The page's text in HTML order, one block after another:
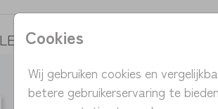
Cookies
Wij gebruiken cookies en
betere gebruikerservaring te